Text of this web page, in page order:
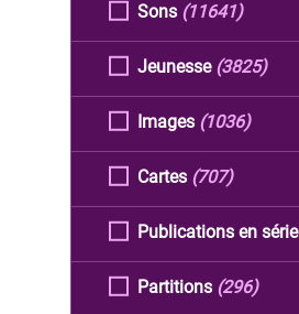
Sons (11641)
Jeunesse (3825)
Images (1036)
Cartes (707)
Publications en série
Partitions (296)